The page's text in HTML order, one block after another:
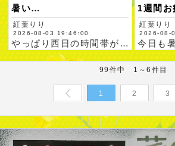
暑い…
紅葉りり
2026-08-03 19:46:00
やっぱり西日の時間帯が暑いですね…どうやっても汗かく…本日も…
1週間お
紅葉りり
2026-08-
99件中 1～6件目
1 2
3